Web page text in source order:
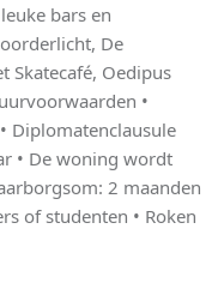
bars en
De
Skatecafé, Oedipus
•
Diplomatenclausule
• De woning wordt
2 maanden
of studenten • Roken